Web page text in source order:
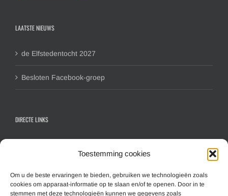
Toestemming cookies
Om u de beste ervaringen te bieden, gebruiken we technologieën zoals
cookies om apparaat-informatie op te slaan en/of te openen. Door in te
stemmen met deze technologieën kunnen we gegevens zoals
LAATSTE NIEUWS
de Elfstedentocht 2027
Besloten Facebook-groep
DIRECTE LINKS
Inschrijfformulier hoofdlid
Inschrijfformulier gezinslid
Aanmelden nieuwsbrief